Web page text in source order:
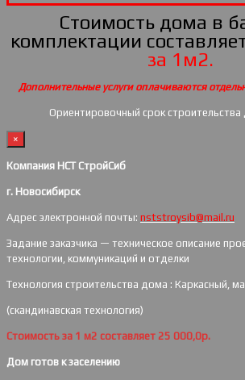
Стоимость дома в
комплектации
за 1м2.
Дополнительные услуги оплачиваются
Ориентировочный срок
×
Компания НСТ СтройСиб
г. Новосибирск
Адрес электронной почты: nststroysib@mail.ru
Задание заказчика — техническое описание
технологии, коммуникаций и отделки
Технология строительства дома : Каркасный,
(скандинавская технология)
Стоимость за 1 м2 составляет 25 000,0р.
Дом готов к заселению